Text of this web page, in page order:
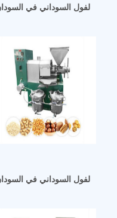
آلة عصر زيت الفول
زيت الفول السوداني في
زيت الفول السوداني في